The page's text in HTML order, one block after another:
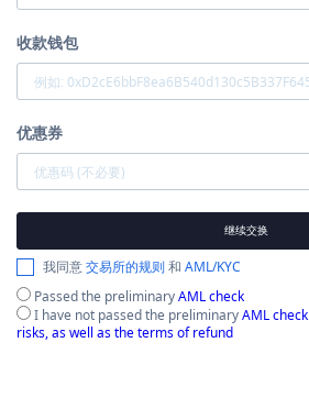
收款钱包
优惠券
继续交换
我同意交易所的规则和 AML/KYC
Passed the preliminaryAML check
I have not passed the preliminaryAML check
risks, as well as the terms of refund